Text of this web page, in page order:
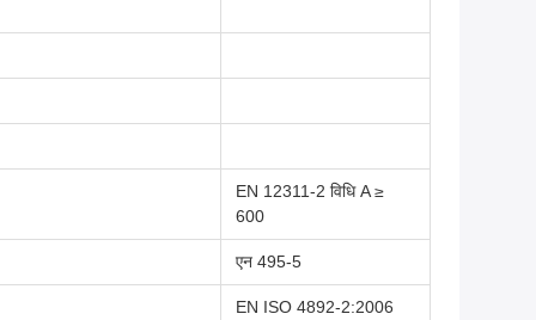
EN 12311-2 विधि A ≥
600
एन 495-5
EN ISO 4892-2:2006